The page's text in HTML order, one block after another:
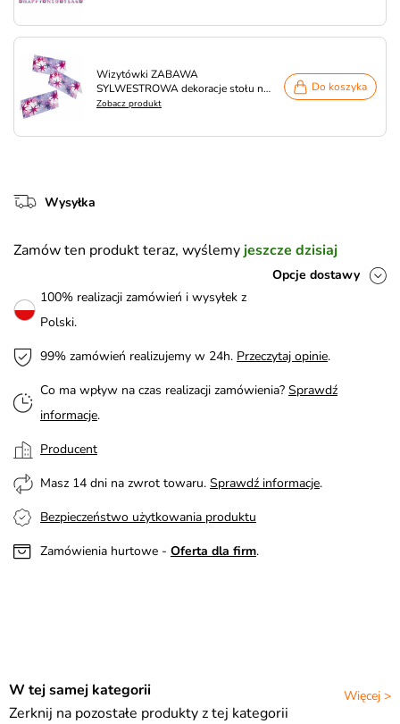
Wizytówki ZABAWA
SYLWESTROWA dekoracje stołu na
sylwestra (6szt.)
Zobacz produkt
Do koszyka
Wysyłka
Zamów ten produkt teraz, wyślemy jeszcze dzisiaj
Opcje dostawy
100% realizacji zamówień i wysyłek z
Polski.
99% zamówień realizujemy w 24h. Przeczytaj opinie.
Co ma wpływ na czas realizacji zamówienia? Sprawdź
informacje.
Producent
Masz 14 dni na zwrot towaru. Sprawdź informacje.
Bezpieczeństwo użytkowania produktu
Zamówienia hurtowe - Oferta dla firm.
Więcej >
W tej samej kategorii
Zerknij na pozostałe produkty z tej kategorii